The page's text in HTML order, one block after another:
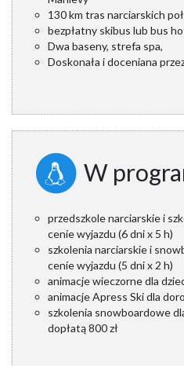
130 km tras narciarskich
bezpłatny skibus lub bus
Dwa baseny, strefa spa,
Doskonała i doceniana
W
przedszkole narciarskie i
cenie wyjazdu (6 dni x 5 h)
szkolenia narciarskie i
cenie wyjazdu (5 dni x 2 h)
animacje wieczorne dla
animacje Apress Ski dla
szkolenia snowboardowe
dopłatą 800 zł